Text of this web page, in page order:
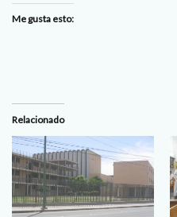
Me gusta esto:
Relacionado